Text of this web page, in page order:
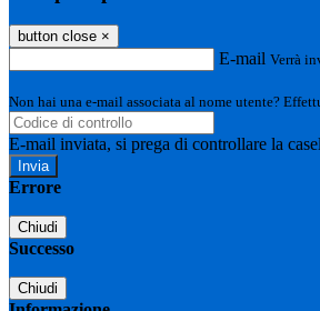
button close ×
E-mail Verrà
Non hai una e-mail associata al nome utente?
E-mail inviata, si prega di controllare la
Errore
Chiudi
Successo
Chiudi